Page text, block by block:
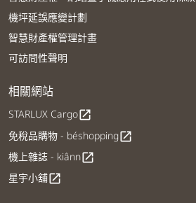
機坪延誤應變計劃
智慧財產權管理計畫
可訪問性聲明
相關網站
STARLUX Cargoopen_in_new
免稅品購物 - béshoppingopen_in_new
機上雜誌 - kiânnopen_in_new
星宇小舖open_in_new